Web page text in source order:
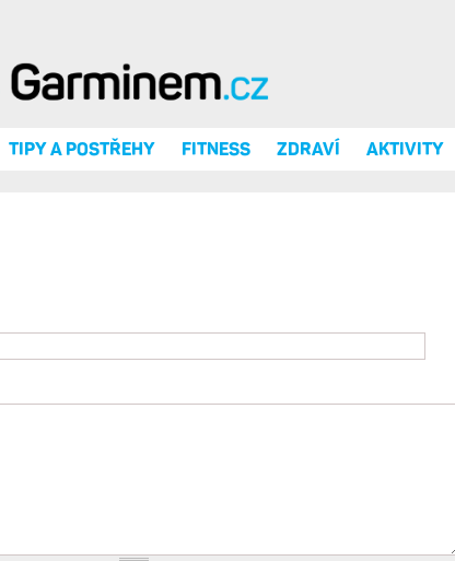
TIPY A POSTŘEHY FITNESS ZDRAVÍ AKTIVITY